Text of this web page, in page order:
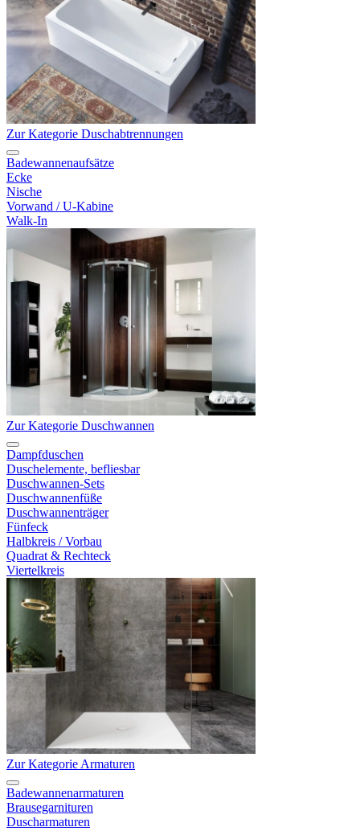
Zur Kategorie Duschabtrennungen
Badewannenaufsätze
Ecke
Nische
Vorwand / U-Kabine
Walk-In
Zur Kategorie Duschwannen
Dampfduschen
Duschelemente, befliesbar
Duschwannen-Sets
Duschwannenfüße
Duschwannenträger
Fünfeck
Halbkreis / Vorbau
Quadrat & Rechteck
Viertelkreis
Zur Kategorie Armaturen
Badewannenarmaturen
Brausegarnituren
Duscharmaturen